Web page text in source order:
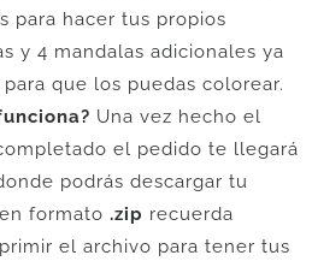
para hacer tus propios
y 4 mandalas adicionales ya
que los puedas colorear.
Una vez hecho el
el pedido te llegará
podrás descargar tu
formato .zip recuerda
el archivo para tener tus